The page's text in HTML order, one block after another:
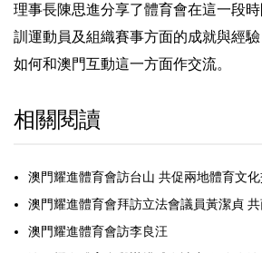
理事長陳思進分享了體育會在這一段
訓運動員及組織賽事方面的成就與經
如何和澳門互動這一方面作交流。
相關閱讀
澳門耀進體育會訪台山 共促兩地體育文
澳門耀進體育會拜訪立法會議員黃潔貞
澳門耀進體育會訪李良汪